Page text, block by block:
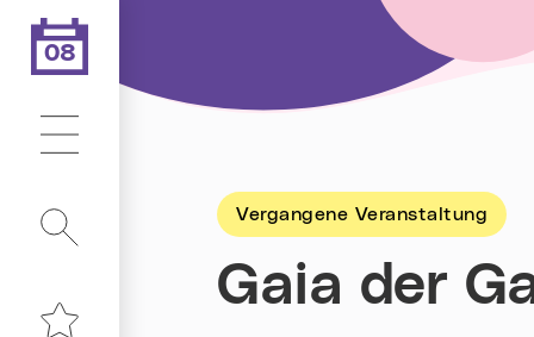
Heute ist der
08
.08.2026
Vergangene Veranstaltung
Gaia der